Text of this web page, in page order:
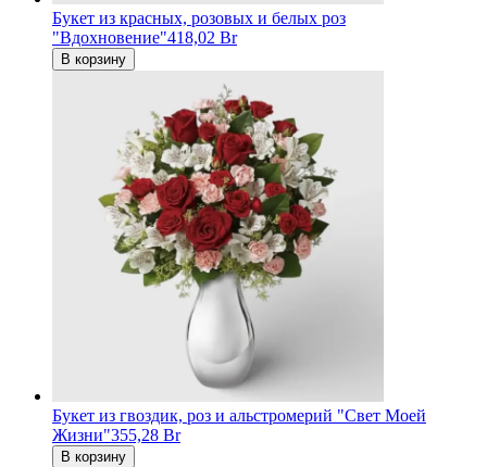
Букет из красных, розовых и белых роз
"Вдохновение"418,02 Br
В корзину
Букет из гвоздик, роз и альстромерий "Свет Моей
Жизни"355,28 Br
В корзину